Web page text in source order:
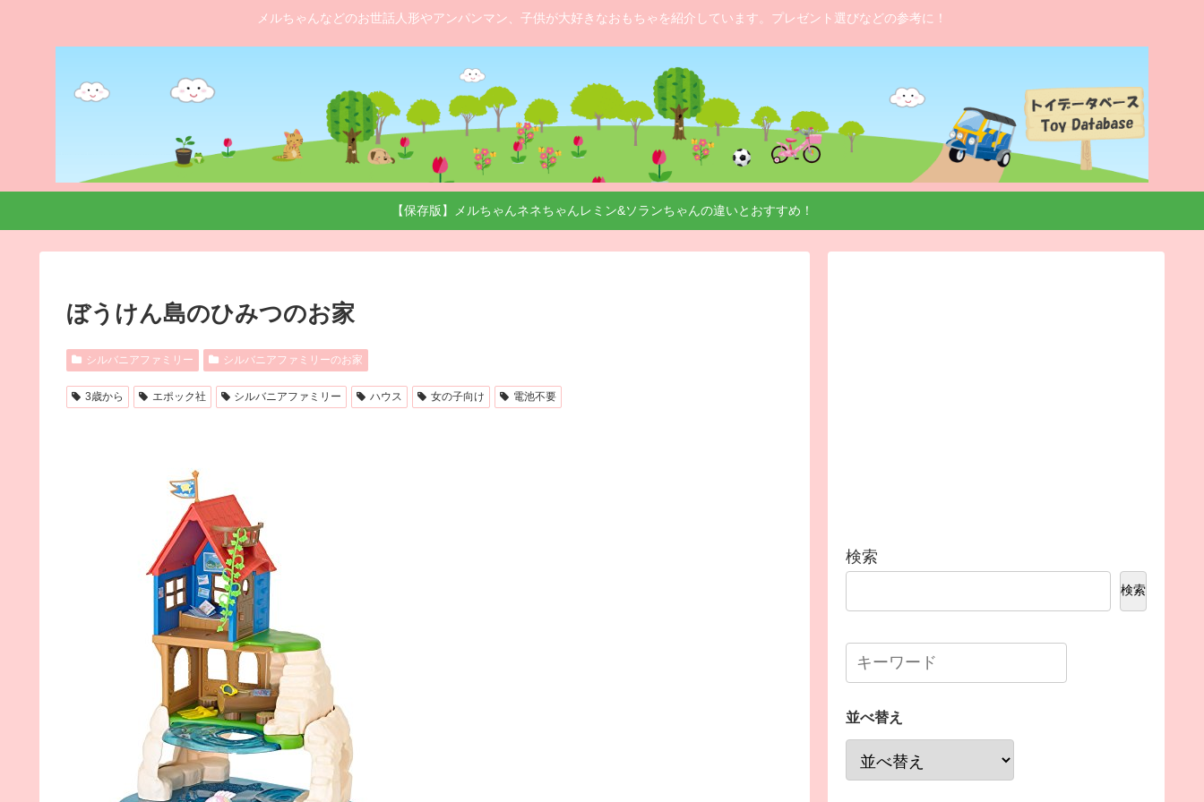
メルちゃんなどのお世話人形やアンパンマン、子供が大好きなおもちゃを紹介しています。プレゼント選びなどの参考に！
【保存版】メルちゃんネネちゃんレミン&ソランちゃんの違いとおすすめ！
ぼうけん島のひみつのお家
シルバニアファミリー シルバニアファミリーのお家
3歳から エポック社 シルバニアファミリー ハウス 女の子向け 電池不要
検索
検索
並べ替え